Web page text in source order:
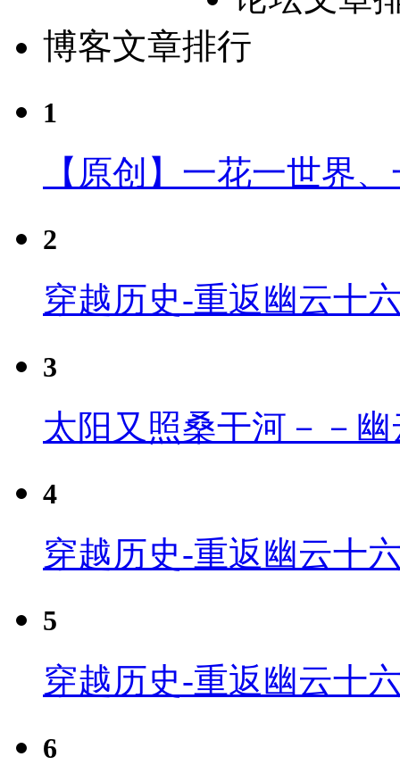
博客文章排行
1
【原创】一花一世界
2
穿越历史-重返幽云十
3
太阳又照桑干河－－
4
穿越历史-重返幽云十
5
穿越历史-重返幽云十
6